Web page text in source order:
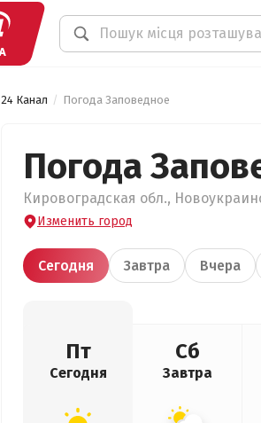
24 Канал Погода Заповедное
Погода
Кировоградская обл.,
Изменить город
Сегодня Завтра Вчера
Пт
Сегодня
Сб
Завтра